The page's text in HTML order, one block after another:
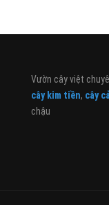
Vườn cây việt
cây kim tiền, cây
chậu